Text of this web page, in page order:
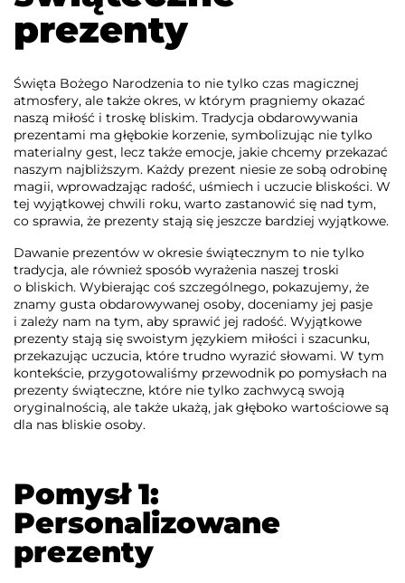
prezenty
Święta Bożego Narodzenia to nie tylko czas magicznej
atmosfery, ale także okres, w którym pragniemy okazać
naszą miłość i troskę bliskim. Tradycja obdarowywania
prezentami ma głębokie korzenie, symbolizując nie tylko
materialny gest, lecz także emocje, jakie chcemy przekazać
naszym najbliższym. Każdy prezent niesie ze sobą odrobinę
magii, wprowadzając radość, uśmiech i uczucie bliskości. W
tej wyjątkowej chwili roku, warto zastanowić się nad tym,
co sprawia, że prezenty stają się jeszcze bardziej wyjątkowe.
Dawanie prezentów w okresie świątecznym to nie tylko
tradycja, ale również sposób wyrażenia naszej troski
o bliskich. Wybierając coś szczególnego, pokazujemy, że
znamy gusta obdarowywanej osoby, doceniamy jej pasje
i zależy nam na tym, aby sprawić jej radość. Wyjątkowe
prezenty stają się swoistym językiem miłości i szacunku,
przekazując uczucia, które trudno wyrazić słowami. W tym
kontekście, przygotowaliśmy przewodnik po pomysłach na
prezenty świąteczne, które nie tylko zachwycą swoją
oryginalnością, ale także ukażą, jak głęboko wartościowe są
dla nas bliskie osoby.
Pomysł 1:
Personalizowane
prezenty